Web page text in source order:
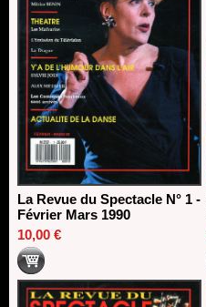
La Revue du Spectacle N° 1 -
Février Mars 1990
10,00 €